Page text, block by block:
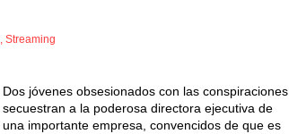
, Streaming
Dos jóvenes obsesionados con las conspiraciones
secuestran a la poderosa directora ejecutiva de
una importante empresa, convencidos de que es